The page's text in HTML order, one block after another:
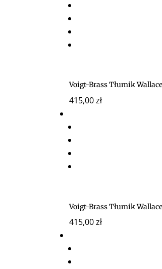
Voigt-Brass Tłumik
415,00zł
Voigt-Brass Tłumik
415,00zł